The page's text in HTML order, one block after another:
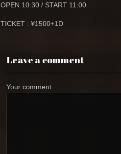
OPEN 10:30 / START 11:00
TICKET : ¥1500+1D
Leave a comment
Your comment